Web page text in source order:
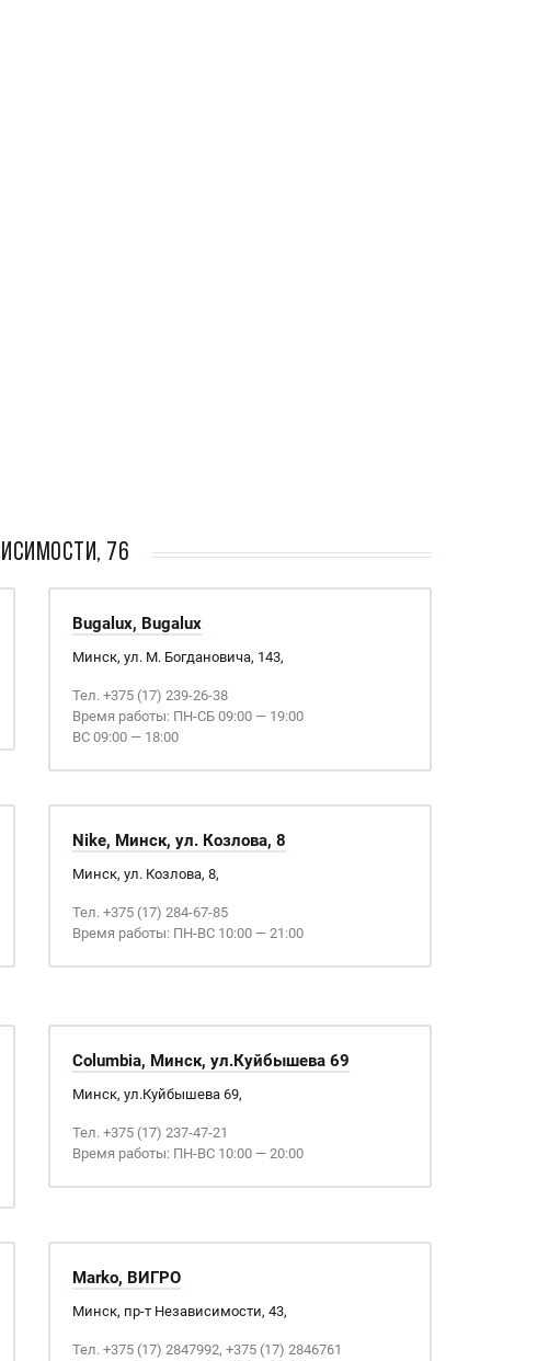
76
Bugalux, Bugalux
Минск, ул. М. Богдановича, 143,
Тел. +375 (17) 239-26-38
Время работы: ПН-СБ 09:00 — 19:00
ВС 09:00 — 18:00
Nike, Минск, ул. Козлова, 8
Минск, ул. Козлова, 8,
Тел. +375 (17) 284-67-85
Время работы: ПН-ВС 10:00 — 21:00
Columbia, Минск, ул.Куйбышева 69
Минск, ул.Куйбышева 69,
Тел. +375 (17) 237-47-21
Время работы: ПН-ВС 10:00 — 20:00
Marko, ВИГРО
Минск, пр-т Независимости, 43,
Тел. +375 (17) 2847992, +375 (17) 2846761